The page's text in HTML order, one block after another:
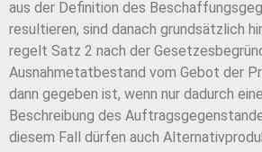
aus der Definition des
resultieren, sind danach grundsätzlich
regelt Satz 2 nach der
Ausnahmetatbestand vom Gebot der
dann gegeben ist, wenn nur dadurch
Beschreibung des
diesem Fall dürfen auch